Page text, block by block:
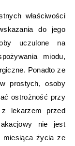
właściwości
do jego
uczulone na
miodu,
Ponadto ze
prostych, osoby
ostrożność przy
lekarzem przed
nie jest
miesiąca życia ze